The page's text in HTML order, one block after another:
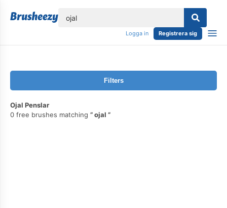
Logga in Registrera sig
Filters
Ojal Penslar
0 free brushes matching
ojal